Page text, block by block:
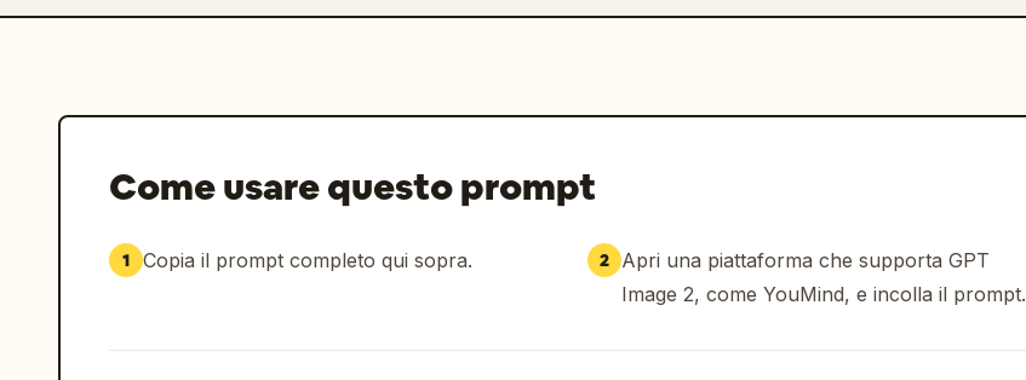
mondo circostante come una misteriosa vita quotidiana in cui le persone sono
sono principalmente in giapponese. Importante: la sezione commenti non deve
giornalistica. Dovrebbe avere una temperatura naturale, come vedere una
leggenda metropolitana o un raro animale selvatico. Enfatizza le texture
tipiche della fotografia da smartphone: leggera elaborazione HDR, fine rumore
Come usare questo prompt
1 Copia il prompt completo qui sopra. 2 Apri una piattaforma che supporta GPT
Image 2, come YouMind, e incolla il prompt.